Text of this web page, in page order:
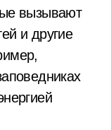
вызывают
и другие